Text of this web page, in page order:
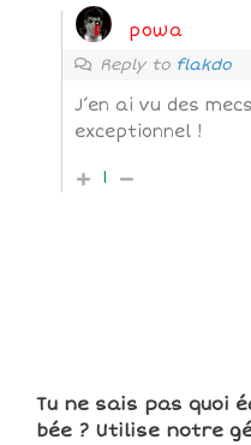
powa
Reply to flakdo
J’en ai vu des
exceptionnel !
1
Tu ne sais pas quoi
bée ? Utilise notre